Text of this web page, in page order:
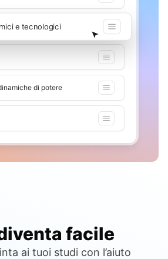
di potere
e tecnologici
facile
ai tuoi studi con l’aiuto